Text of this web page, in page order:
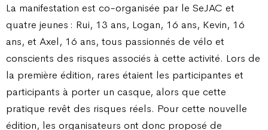
La manifestation est co-organisée par le SeJAC et
quatre jeunes : Rui, 13 ans, Logan, 16 ans, Kevin, 16
ans, et Axel, 16 ans, tous passionnés de vélo et
conscients des risques associés à cette activité. Lors de
la première édition, rares étaient les participantes et
participants à porter un casque, alors que cette
pratique revêt des risques réels. Pour cette nouvelle
édition, les organisateurs ont donc proposé de